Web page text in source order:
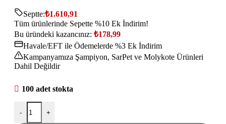
Septte:₺1.610,91
Tüm ürünlerinde Sepette %10 Ek İndirim!
Bu üründeki kazancınız: ₺178,99
Havale/EFT ile Ödemelerde %3 Ek İndirim
Kampanyamıza Şampiyon, SarPet ve Molykote Ürünleri
Dahil Değildir
100 adet stokta
- +